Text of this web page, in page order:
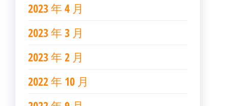
2023 年 4 月
2023 年 3 月
2023 年 2 月
2022 年 10 月